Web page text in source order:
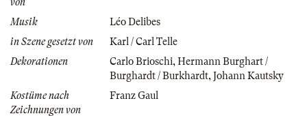
Musik
Léo Delibes
in Szene gesetzt von
Karl / Carl Telle
Dekorationen
Carlo Brioschi, Hermann Burghart /
Burghardt / Burkhardt, Johann Kautsky
Kostüme nach
Zeichnungen von
Franz Gaul